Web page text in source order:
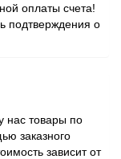
оплаты счета!
подтверждения о
нас товары по
заказного
зависит от